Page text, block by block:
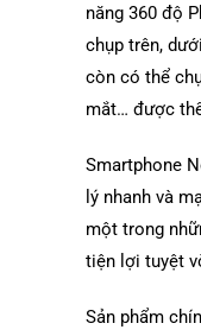
năng 360 độ
chụp trên,
còn có thể
mắt… được
Smartphone
lý nhanh và
một trong
tiện lợi tuyệt
Sản phẩm